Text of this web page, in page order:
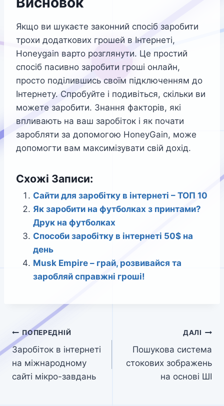
Якщо ви шукаєте законний спосіб заробити
трохи додаткових грошей в Інтернеті,
Honeygain варто розглянути. Це простий
спосіб пасивно заробити гроші онлайн,
просто поділившись своїм підключенням до
Інтернету. Спробуйте і подивіться, скільки ви
можете заробити. Знання факторів, які
впливають на ваш заробіток і як почати
заробляти за допомогою HoneyGain, може
допомогти вам максимізувати свій дохід.
Схожі Записи:
Cайти для заробітку в інтернеті – ТОП 10
Як заробити на футболках з принтами?
Друк на футболках
Способи заробітку в інтернеті 50$ на
день
Musk Empire – грай, розвивайся та
заробляй справжні гроші!
Навігація
записів
ПОПЕРЕДНІЙ
Заробіток в інтернеті
на міжнародному
сайті мікро-завдань
ДАЛІ
Пошукова система
стокових зображень
на основі ШІ